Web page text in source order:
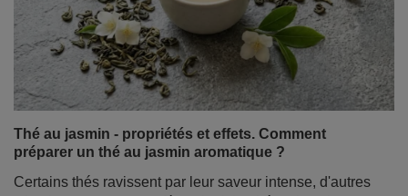
préparer un thé au jasmin aromatique ?
Certains thés ravissent par leur saveur intense, d'autres
stimulent comme un café matinal. Le thé au jasmin se
distingue par un arôme floral d'une délicatesse
exceptionnelle, qui peut vous plonger dans une
En savoir plus